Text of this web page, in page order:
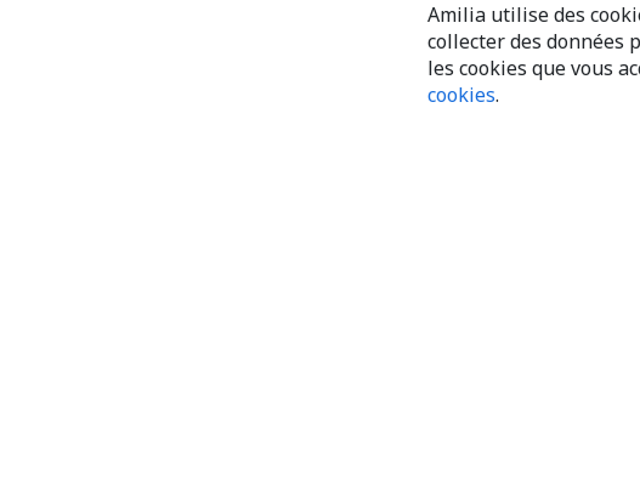
Amilia utilise des
collecter des données
les cookies que vous
cookies.